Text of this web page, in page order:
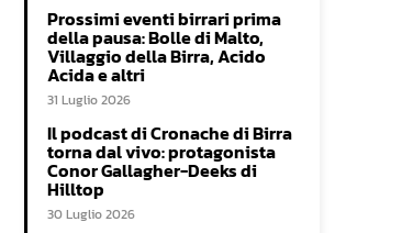
Prossimi eventi birrari prima
della pausa: Bolle di Malto,
Villaggio della Birra, Acido
Acida e altri
31 Luglio 2026
Il podcast di Cronache di Birra
torna dal vivo: protagonista
Conor Gallagher-Deeks di
Hilltop
30 Luglio 2026